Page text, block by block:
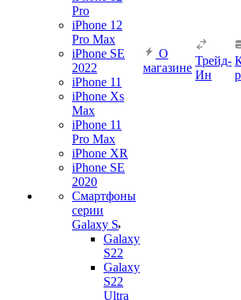
Pro
iPhone 12
Pro Max
iPhone SE
2022
iPhone 11
iPhone Xs
Max
iPhone 11
Pro Max
iPhone XR
iPhone SE
2020
Смартфоны
серии
Galaxy S
Galaxy
S22
Galaxy
S22
Ultra
О
магазине
Трейд-
Ин